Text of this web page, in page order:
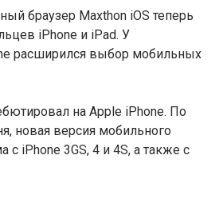
браузер Maxthon iOS теперь
iPhone и iPad. У
расширился выбор мобильных
на Apple iPhone. По
новая версия мобильного
с iPhone 3GS, 4 и 4S, а также с